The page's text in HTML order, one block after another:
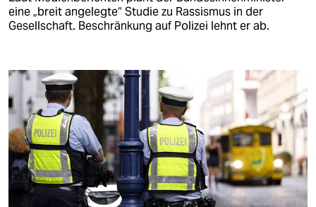
eine „breit angelegte“ Studie zu Rassismus in der
Gesellschaft. Beschränkung auf Polizei lehnt er ab.